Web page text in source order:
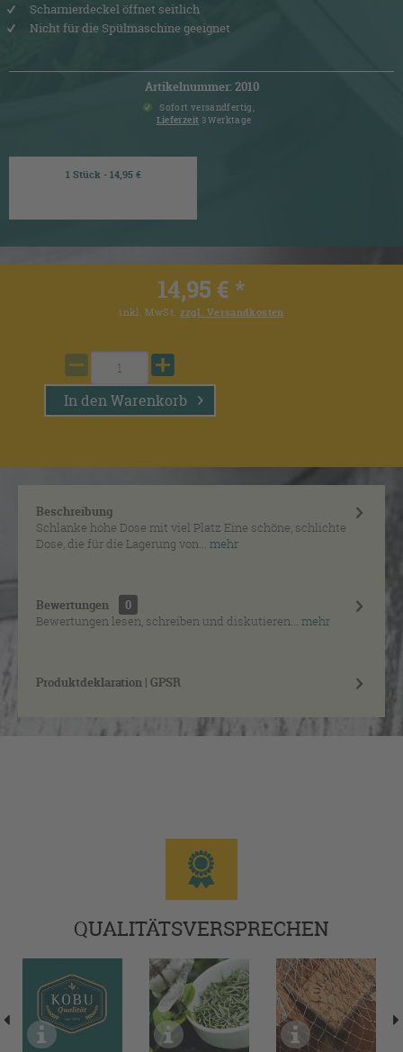
Scharnierdeckel öffnet seitlich
Nicht für die Spülmaschine geeignet
Artikelnummer: 2010
Sofort versandfertig,
Lieferzeit 3 Werktage
1 Stück - 14,95 €
14,95 € *
inkl. MwSt. zzgl. Versandkosten
In denWarenkorb
Beschreibung
Schlanke hohe Dose mit viel Platz Eine schöne, schlichte
Dose, die für die Lagerung von... mehr
Bewertungen
0
Bewertungen lesen, schreiben und diskutieren... mehr
Produktdeklaration | GPSR
QUALITÄTSVERSPRECHEN